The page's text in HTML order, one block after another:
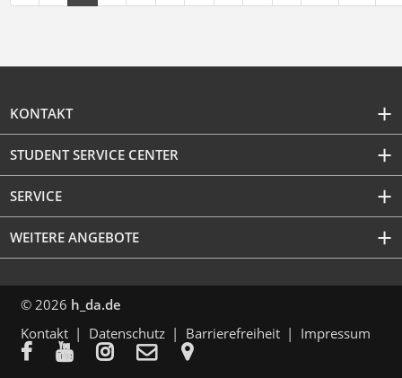
KONTAKT
STUDENT SERVICE CENTER
SERVICE
WEITERE ANGEBOTE
© 2026 h_da.de
Kontakt
Datenschutz Barrierefreiheit Impressum
    